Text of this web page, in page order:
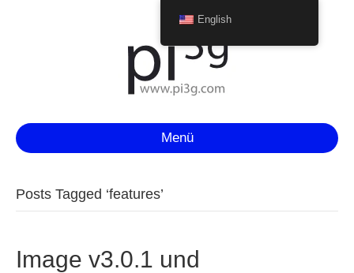
Menü
Posts Tagged ‘features’
Image v3.0.1 und
English